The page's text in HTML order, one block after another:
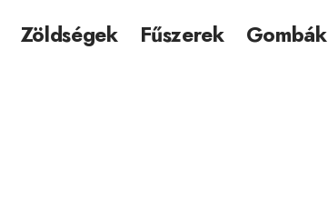
Zöldségek Fűszerek Gombák